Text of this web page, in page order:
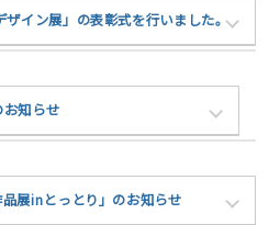
イン展」の表彰式を行いました。
お知らせ
品展inとっとり」のお知らせ